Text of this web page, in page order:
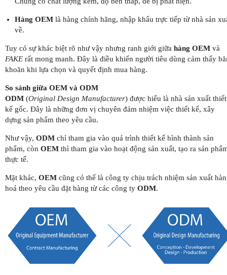
Hàng OEMlà hàng chính hãng, nhập khẩu trực tiếp từ nhà sản
về.
Tuy có sự khác biệt rõ như vậy nhưng ranh giới giữa hàng OEM và
FAKE rất mong manh. Đây là điều khiến người tiêu dùng cảm thấy
khoăn khi lựa chọn và quyết định mua hàng.
So sánh giữa OEM và ODM
ODM (Original Design Manufacturer) được hiểu là nhà sản xuất thiết
kế gốc. Đây là những đơn vị chuyên đảm nhiệm việc thiết kế, xây
dựng sản phẩm theo yêu cầu.
Như vậy, ODM chỉ tham gia vào quá trình thiết kế hình thành sản
phẩm, còn OEM thì tham gia vào hoạt động sản xuất, tạo ra sản
thực tế.
Mặt khác, OEM cũng có thể là công ty chịu trách nhiệm sản xuất
hoá theo yêu cầu đặt hàng từ các công ty ODM.